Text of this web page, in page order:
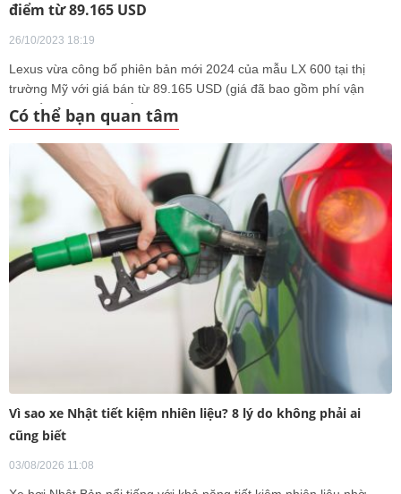
điểm từ 89.165 USD
26/10/2023 18:19
Lexus vừa công bố phiên bản mới 2024 của mẫu LX 600 tại thị
trường Mỹ với giá bán từ 89.165 USD (giá đã bao gồm phí vận
chuyển). Bản cao nhất LX 600 Ultra Luxury giá từ 129.255 USD
được bổ sung thêm tiện nghi và công nghệ cho hành khách ngồi
phía sau.
Có thể bạn quan tâm
Vì sao xe Nhật tiết kiệm nhiên liệu? 8 lý do không phải ai
cũng biết
03/08/2026 11:08